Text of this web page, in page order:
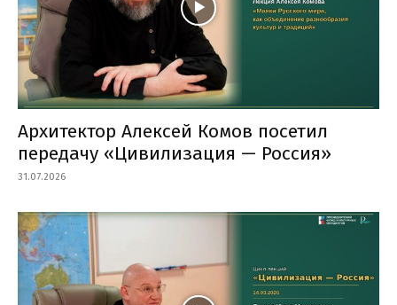
Архитектор Алексей Комов посетил
передачу «Цивилизация — Россия»
31.07.2026